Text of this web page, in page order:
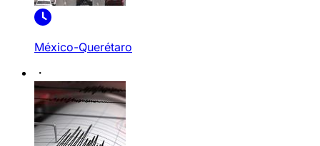
México-Querétaro